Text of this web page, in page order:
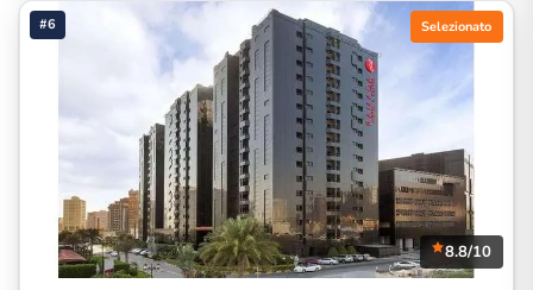
#6 Selezionato
8.8/10